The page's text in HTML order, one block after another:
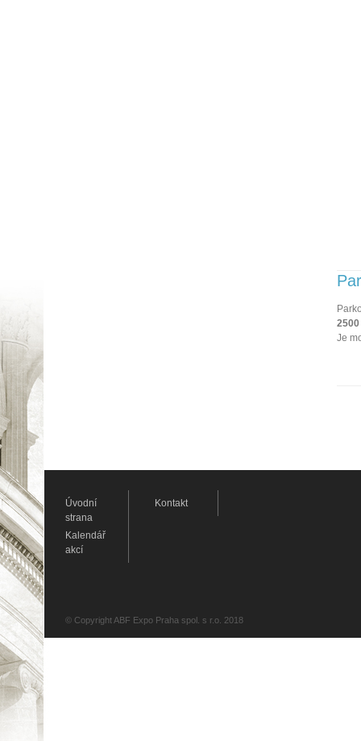
Je
Úvodní
strana
Kalendář
akcí
Kontakt
© Copyright ABF Expo Praha spol. s r.o. 2018